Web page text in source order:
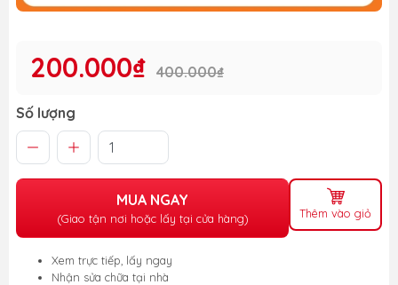
200.000₫ 400.000₫
Số lượng
MUA NGAY
(Giao tận nơi hoặc lấy tại cửa hàng) Thêm vào giỏ
Xem trực tiếp, lấy ngay
Nhận sửa chữa tại nhà